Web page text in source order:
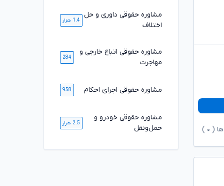
( ۰
مشاوره حقوقی داوری و حل
اختلاف
1.4 هزار
مشاوره حقوقی اتباع خارجی و
مهاجرت
284
مشاوره حقوقی اجرای احکام 958
مشاوره حقوقی خودرو و
حمل‌ونقل
2.5 هزار